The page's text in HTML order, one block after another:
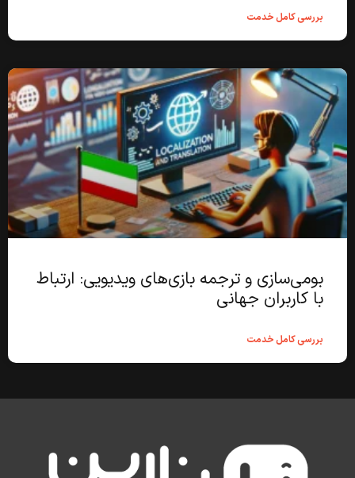
بررسی کامل خدمت
بومی‌سازی و ترجمه بازی‌های ویدیویی: ارتباط
با کاربران جهانی
بررسی کامل خدمت